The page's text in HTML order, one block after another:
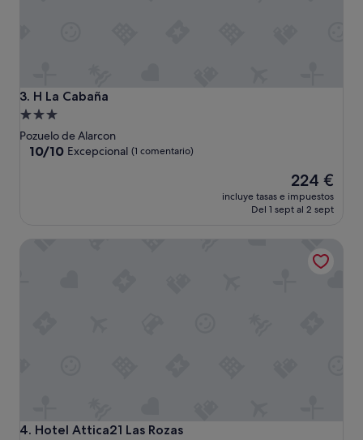
m
n
y
3. H La Cabaña
H La Cabaña
Alojamiento
de
3.0 estrellas
Pozuelo de Alarcon
10.0
10/10 Excepcional (1 comentario)
El
precio
actual
224 €
224 €
incluye tasas e impuestos
Del 1 sept al 2 sept
4. Hotel Attica21 Las Rozas
Hotel Attica21 Las Rozas